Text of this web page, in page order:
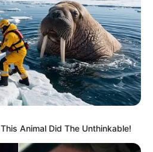
os em bandejas.
Animal Did The Unthinkable!